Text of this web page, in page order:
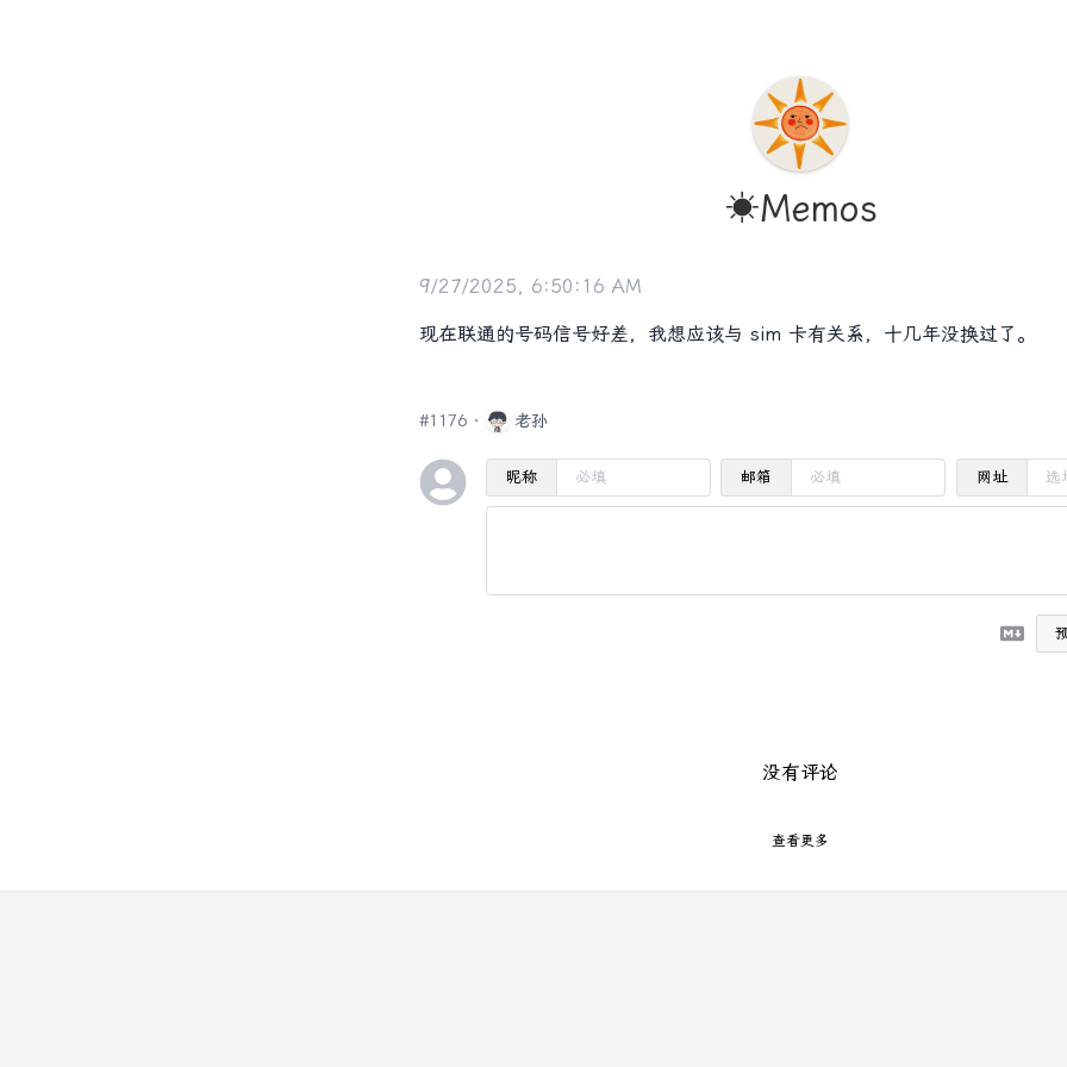
☀️Memos
9/27/2025, 6:50:16 AM
现在联通的号码信号好差，我想应该与 sim 卡有关系，十几年没换过了。
#1176 老孙
昵称 邮箱 网址
没有评论
查看更多